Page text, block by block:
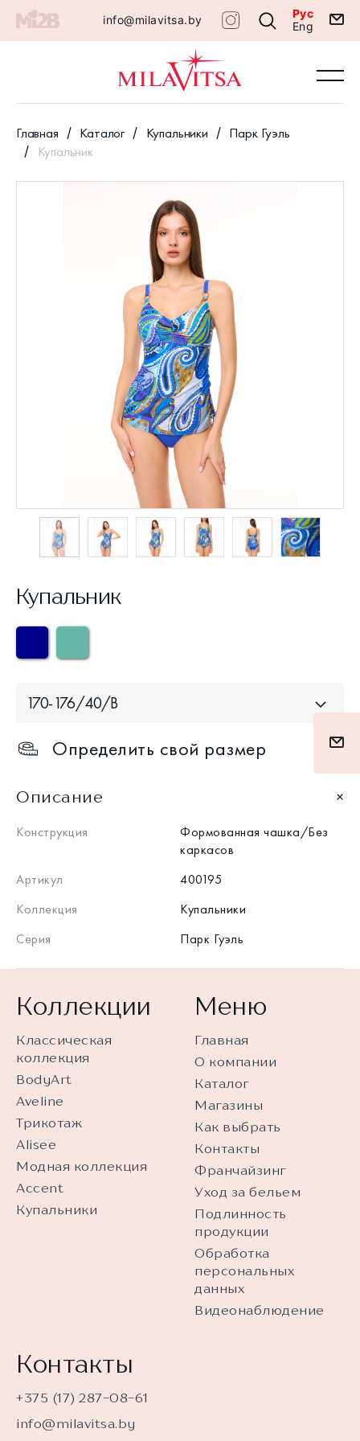
info@milavitsa.by
Рус
Eng
Главная Каталог Купальники
Парк Гуэль
Купальник
Купальник
170-176/40/B
Определить свой размер
Описание
Конструкция
Формованная чашка/Без
каркасов
Артикул
400195
Коллекция
Купальники
Серия
Парк Гуэль
Коллекции
Классическая
коллекция
BodyArt
Aveline
Трикотаж
Alisee
Модная коллекция
Accent
Купальники
Меню
Главная
О компании
Каталог
Магазины
Как выбрать
Контакты
Франчайзинг
Уход за бельем
Подлинность
продукции
Обработка
персональных
данных
Видеонаблюдение
Контакты
+375 (17) 287-08-61
info@milavitsa.by